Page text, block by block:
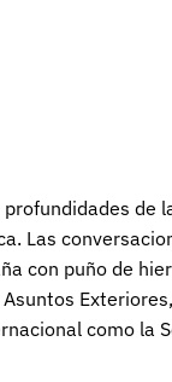
Las
con puño de
como la